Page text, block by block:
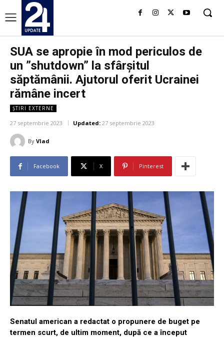
SUA se apropie în mod periculos de
un ”shutdown” la sfârşitul
săptămânii. Ajutorul oferit Ucrainei
rămâne incert
ȘTIRI EXTERNE
27 septembrie 2023 Updated: 27 septembrie 2023
By Vlad
Facebook X Pinterest
Senatul american a redactat o propunere de buget pe
termen scurt, de ultim moment, după ce a început